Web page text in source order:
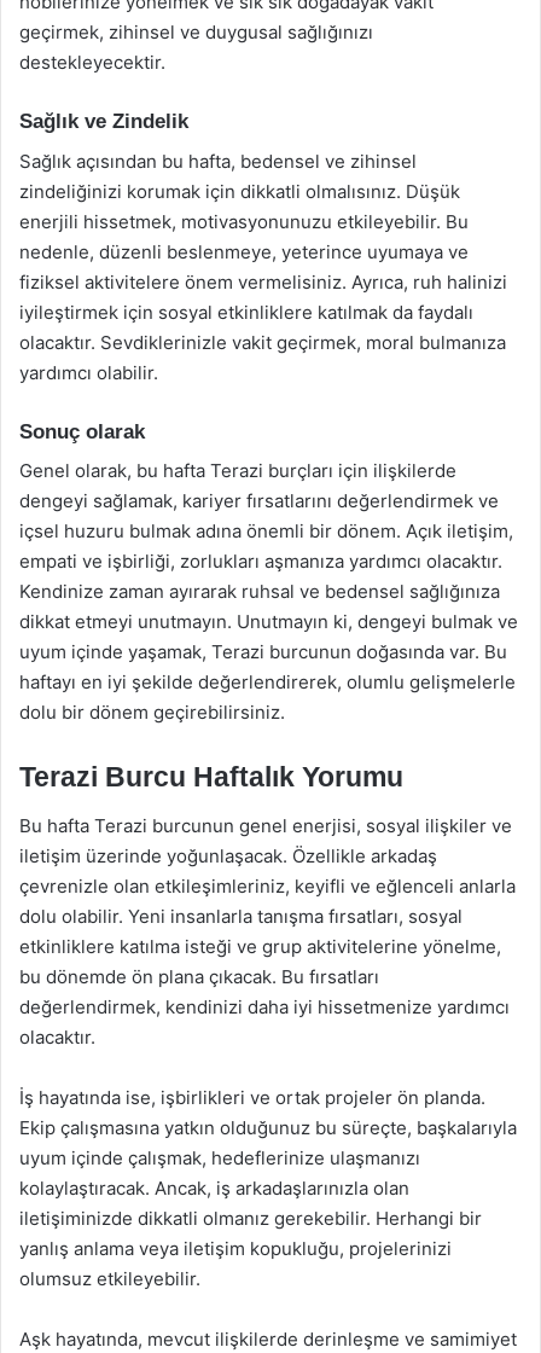
geçirmek, zihinsel ve duygusal sağlığınızı
destekleyecektir.
Sağlık ve Zindelik
Sağlık açısından bu hafta, bedensel ve zihinsel
zindeliğinizi korumak için dikkatli olmalısınız. Düşük
enerjili hissetmek, motivasyonunuzu etkileyebilir. Bu
nedenle, düzenli beslenmeye, yeterince uyumaya ve
fiziksel aktivitelere önem vermelisiniz. Ayrıca, ruh halinizi
iyileştirmek için sosyal etkinliklere katılmak da faydalı
olacaktır. Sevdiklerinizle vakit geçirmek, moral bulmanıza
yardımcı olabilir.
Sonuç olarak
Genel olarak, bu hafta Terazi burçları için ilişkilerde
dengeyi sağlamak, kariyer fırsatlarını değerlendirmek ve
içsel huzuru bulmak adına önemli bir dönem. Açık iletişim,
empati ve işbirliği, zorlukları aşmanıza yardımcı olacaktır.
Kendinize zaman ayırarak ruhsal ve bedensel sağlığınıza
dikkat etmeyi unutmayın. Unutmayın ki, dengeyi bulmak ve
uyum içinde yaşamak, Terazi burcunun doğasında var. Bu
haftayı en iyi şekilde değerlendirerek, olumlu gelişmelerle
dolu bir dönem geçirebilirsiniz.
Terazi Burcu Haftalık Yorumu
Bu hafta Terazi burcunun genel enerjisi, sosyal ilişkiler ve
iletişim üzerinde yoğunlaşacak. Özellikle arkadaş
çevrenizle olan etkileşimleriniz, keyifli ve eğlenceli anlarla
dolu olabilir. Yeni insanlarla tanışma fırsatları, sosyal
etkinliklere katılma isteği ve grup aktivitelerine yönelme,
bu dönemde ön plana çıkacak. Bu fırsatları
değerlendirmek, kendinizi daha iyi hissetmenize yardımcı
olacaktır.
İş hayatında ise, işbirlikleri ve ortak projeler ön planda.
Ekip çalışmasına yatkın olduğunuz bu süreçte, başkalarıyla
uyum içinde çalışmak, hedeflerinize ulaşmanızı
kolaylaştıracak. Ancak, iş arkadaşlarınızla olan
iletişiminizde dikkatli olmanız gerekebilir. Herhangi bir
yanlış anlama veya iletişim kopukluğu, projelerinizi
olumsuz etkileyebilir.
Aşk hayatında, mevcut ilişkilerde derinleşme ve samimiyet